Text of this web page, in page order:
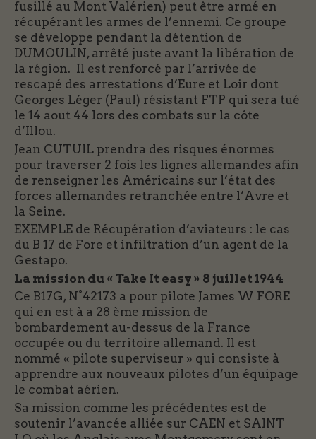
fusillé au Mont Valérien) peut être armé en
récupérant les armes de l’ennemi. Ce groupe
se développe pendant la détention de
DUMOULIN, arrêté juste avant la libération de
la région. Il est renforcé par l’arrivée de
rescapé des arrestations d’Eure et Loir dont
Georges Léger (Paul) résistant FTP qui sera tué
le 14 aout 44 lors des combats sur la côte
d’Illou.
Jean CUTUIL prendra des risques énormes
pour traverser 2 fois les lignes allemandes afin
de renseigner les Américains sur l’état des
forces allemandes retranchée entre l’Avre et
la Seine.
EXEMPLE de Récupération d’aviateurs : le cas
du B 17 de Fore et infiltration d’un agent de la
Gestapo.
La mission du « Take It easy » 8 juillet 1944
Ce B17G, N°42173 a pour pilote James W FORE
qui en est à a 28 ème mission de
bombardement au-dessus de la France
occupée ou du territoire allemand. Il est
nommé « pilote superviseur » qui consiste à
apprendre aux nouveaux pilotes d’un équipage
le combat aérien.
Sa mission comme les précédentes est de
soutenir l’avancée alliée sur CAEN et SAINT